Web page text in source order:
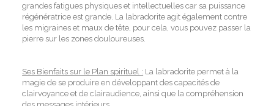
grandes fatigues physiques et intellectuelles car sa puissance
régénératrice est grande. La labradorite agit également contre
les migraines et maux de tête, pour cela, vous pouvez passer la
pierre sur les zones douloureuses.
Ses Bienfaits sur le Plan spirituel : La labradorite permet à la
magie de se produire en développant des capacités de
clairvoyance et de clairaudience, ainsi que la compréhension